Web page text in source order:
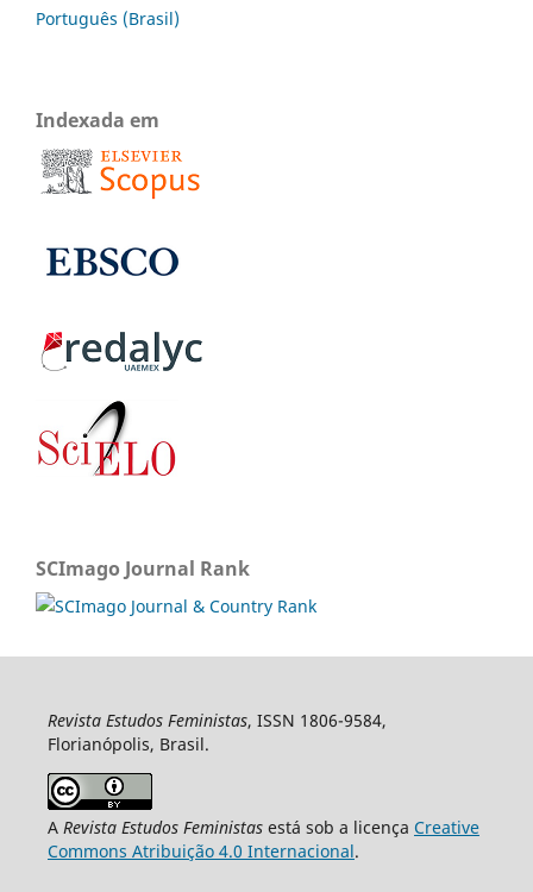
Português (Brasil)
Indexada em
SCImago Journal Rank
Revista Estudos Feministas, ISSN 1806-9584,
Florianópolis, Brasil.
A Revista Estudos Feministasestá sob a licença Creative
Commons Atribuição 4.0 Internacional.